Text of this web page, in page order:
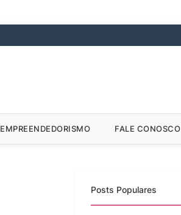
EMPREENDEDORISMO FALE CONOSCO
Posts Populares